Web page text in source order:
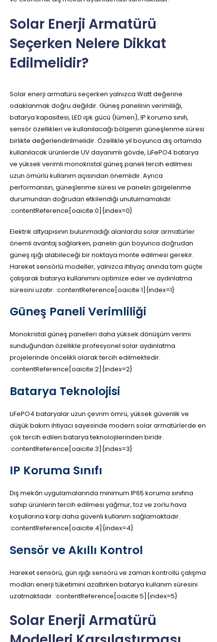
Solar Enerji Armatürü
Seçerken Nelere Dikkat
Edilmelidir?
Solar enerji armatürü seçerken yalnızca Watt değerine
odaklanmak doğru değildir. Güneş panelinin verimliliği,
batarya kapasitesi, LED ışık gücü (lümen), IP koruma sınıfı,
sensör özellikleri ve kullanılacağı bölgenin güneşlenme süresi
birlikte değerlendirilmelidir. Özellikle yıl boyunca dış ortamda
kullanılacak ürünlerde UV dayanımlı gövde, LiFePO4 batarya
ve yüksek verimli monokristal güneş paneli tercih edilmesi
uzun ömürlü kullanım açısından önemlidir. Ayrıca
performansın, güneşlenme süresi ve panelin gölgelenme
durumundan doğrudan etkilendiği unutulmamalıdır.
:contentReference[oaicite:0]{index=0}
Elektrik altyapısının bulunmadığı alanlarda solar armatürler
önemli avantaj sağlarken, panelin gün boyunca doğrudan
güneş ışığı alabileceği bir noktaya monte edilmesi gerekir.
Hareket sensörlü modeller, yalnızca ihtiyaç anında tam güçte
çalışarak batarya kullanımını optimize eder ve aydınlatma
süresini uzatır. :contentReference[oaicite:1]{index=1}
Güneş Paneli Verimliliği
Monokristal güneş panelleri daha yüksek dönüşüm verimi
sunduğundan özellikle profesyonel solar aydınlatma
projelerinde öncelikli olarak tercih edilmektedir.
:contentReference[oaicite:2]{index=2}
Batarya Teknolojisi
LiFePO4 bataryalar uzun çevrim ömrü, yüksek güvenlik ve
düşük bakım ihtiyacı sayesinde modern solar armatürlerde en
çok tercih edilen batarya teknolojilerinden biridir.
:contentReference[oaicite:3]{index=3}
IP Koruma Sınıfı
Dış mekân uygulamalarında minimum IP65 koruma sınıfına
sahip ürünlerin tercih edilmesi yağmur, toz ve zorlu hava
koşullarına karşı daha güvenli kullanım sağlamaktadır.
:contentReference[oaicite:4]{index=4}
Sensör ve Akıllı Kontrol
Hareket sensörü, gün ışığı sensörü ve zaman kontrollü çalışma
modları enerji tüketimini azaltırken batarya kullanım süresini
uzatmaktadır. :contentReference[oaicite:5]{index=5}
Solar Enerji Armatürü